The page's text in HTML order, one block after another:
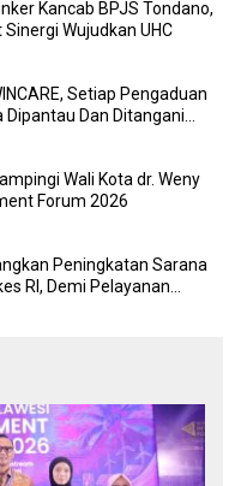
Kancab BPJS Tondano,
Wujudkan UHC
Setiap Pengaduan
Dipantau Dan Ditangani
Wali Kota dr. Weny
Forum 2026
Peningkatan Sarana
RI, Demi Pelayanan